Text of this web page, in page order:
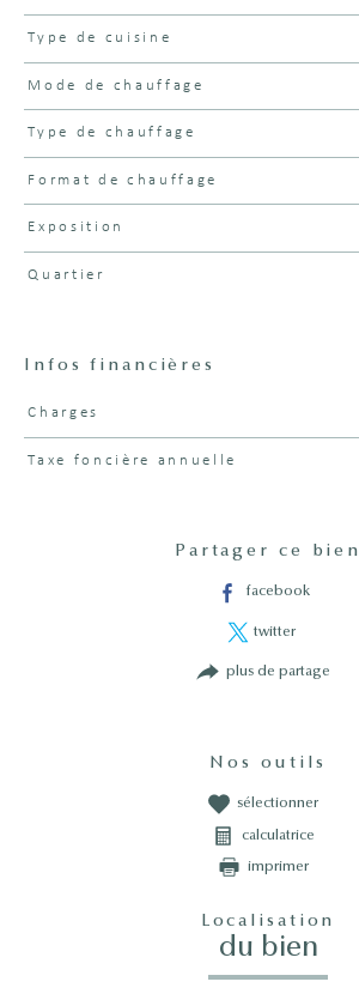
Type de cuisine
Mode de chauffage
Type de chauffage
Format de chauffage
Exposition
Quartier
Infos financières
Caractéristiques
Charges
Taxe foncière annuelle
Partager ce bien
facebook
twitter
plus de partage
Nos outils
sélectionner
calculatrice
imprimer
Localisation
du bien